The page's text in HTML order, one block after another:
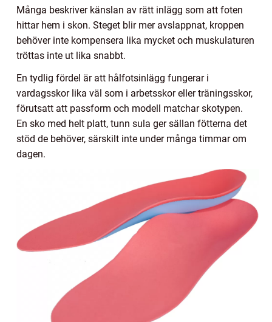
Många beskriver känslan av rätt inlägg som att foten
hittar hem i skon. Steget blir mer avslappnat, kroppen
behöver inte kompensera lika mycket och muskulaturen
tröttas inte ut lika snabbt.
En tydlig fördel är att hålfotsinlägg fungerar i
vardagsskor lika väl som i arbetsskor eller träningsskor,
förutsatt att passform och modell matchar skotypen.
En sko med helt platt, tunn sula ger sällan fötterna det
stöd de behöver, särskilt inte under många timmar om
dagen.